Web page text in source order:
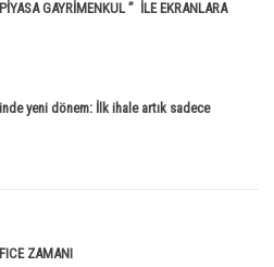
GAYRİMENKUL ” İLE EKRANLARA
yeni dönem: İlk ihale artık sadece
ZAMANI